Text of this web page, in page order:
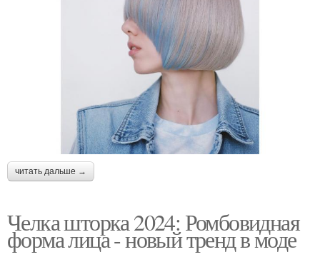
читать дальше →
Челка шторка 2024: Ромбовидная
форма лица - новый тренд в моде